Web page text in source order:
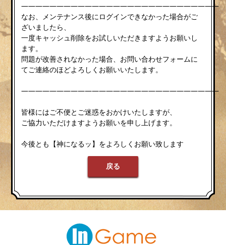
————————————————————————————
なお、メンテナンス後にログインできなかった場合がご
ざいましたら、
一度キャッシュ削除をお試しいただきますようお願いし
ます。
問題が改善されなかった場合、お問い合わせフォームに
てご連絡のほどよろしくお願いいたします。
————————————————————————————
皆様にはご不便とご迷惑をおかけいたしますが、
ご協力いただけますようお願いを申し上げます。
今後とも【神になるッ】をよろしくお願い致します
戻る